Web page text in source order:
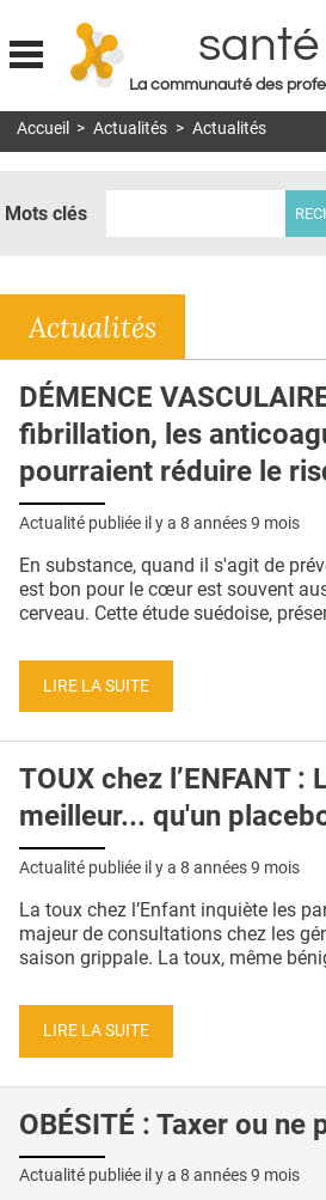
Jump to
La communauté des
MON COMPTE
DOSSIERS
RÉSEAUX
E-REVUE SAD
L'APP
PUBLICITÉ
CONTACT
Accueil > Actualités > Actualités
Mots clés
Actualités
DÉMENCE
fibrillation, les
pourraient réduire le
Actualité publiée il y a 8 années 9 mois
En substance, quand il s'agit de
est bon pour le cœur est souvent
cerveau. Cette étude suédoise,
LIRE LA SUITE
TOUX chez l’ENFANT :
meilleur... qu'un
Actualité publiée il y a 8 années 9 mois
La toux chez l’Enfant inquiète les
majeur de consultations chez les
saison grippale. La toux, même
LIRE LA SUITE
OBÉSITÉ : Taxer ou ne
Actualité publiée il y a 8 années 9 mois